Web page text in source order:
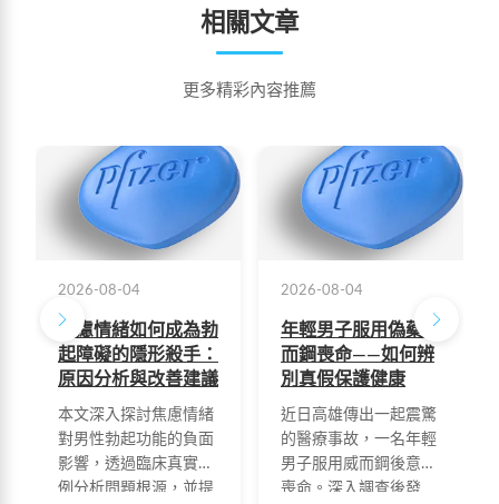
相關文章
更多精彩內容推薦
2026-08-04
焦慮情緒如何成為勃
起障礙的隱形殺手：
原因分析與改善建議
本文深入探討焦慮情緒
對男性勃起功能的負面
影響，透過臨床真實案
例分析問題根源，並提
2026-08-04
年輕男子服用偽藥威
而鋼喪命——如何辨
別真假保護健康
近日高雄傳出一起震驚
的醫療事故，一名年輕
男子服用威而鋼後意外
喪命。深入調查後發